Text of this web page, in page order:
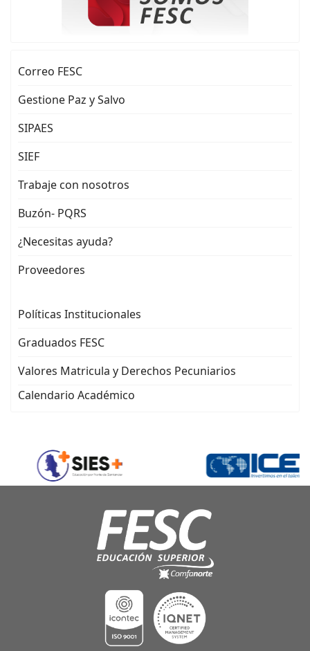
Correo FESC
Gestione Paz y Salvo
SIPAES
SIEF
Trabaje con nosotros
Buzón- PQRS
¿Necesitas ayuda?
Proveedores
Políticas Institucionales
Graduados FESC
Valores Matricula y Derechos Pecuniarios
Calendario Académico